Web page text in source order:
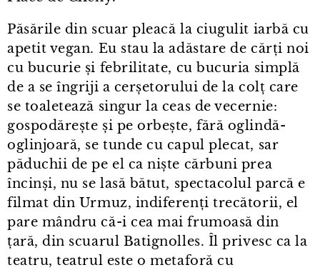
Păsările din scuar pleacă la ciugulit iarbă cu
apetit vegan. Eu stau la adăstare de cărți noi
cu bucurie și febrilitate, cu bucuria simplă
de a se îngriji a cerșetorului de la colț care
se toaletează singur la ceas de vecernie:
gospodărește și pe orbește, fără oglindă-
oglinjoară, se tunde cu capul plecat, sar
păduchii de pe el ca niște cărbuni prea
încinși, nu se lasă bătut, spectacolul parcă e
filmat din Urmuz, indiferenți trecătorii, el
pare mândru că-i cea mai frumoasă din
țară, din scuarul Batignolles. Îl privesc ca la
teatru, teatrul este o metaforă cu